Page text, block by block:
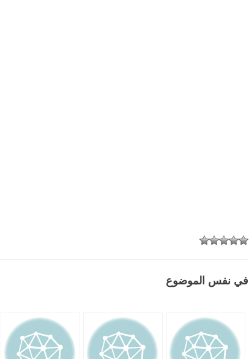
في نفس الموضوع